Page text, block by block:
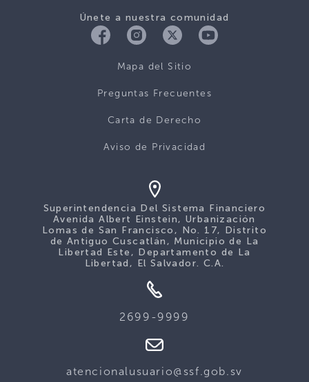
Únete a nuestra comunidad
Mapa del Sitio
Preguntas Frecuentes
Carta de Derecho
Aviso de Privacidad
Superintendencia Del Sistema Financiero
Avenida Albert Einstein, Urbanización
Lomas de San Francisco, No. 17, Distrito
de Antiguo Cuscatlán, Municipio de La
Libertad Este, Departamento de La
Libertad, El Salvador. C.A.
2699-9999
atencionalusuario@ssf.gob.sv